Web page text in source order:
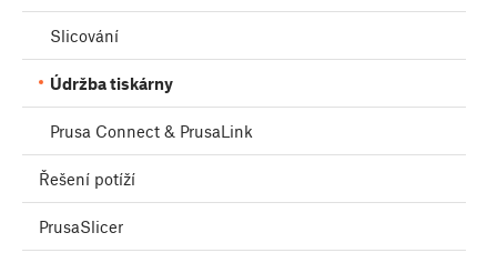
Slicování
Údržba tiskárny
Prusa Connect & PrusaLink
Řešení potíží
PrusaSlicer